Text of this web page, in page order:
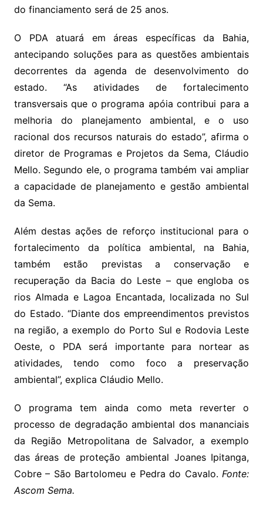
do financiamento será de 25 anos.
O PDA atuará em áreas específicas da Bahia,
antecipando soluções para as questões ambientais
decorrentes da agenda de desenvolvimento do
estado. “As atividades de fortalecimento
transversais que o programa apóia contribui para a
melhoria do planejamento ambiental, e o uso
racional dos recursos naturais do estado”, afirma o
diretor de Programas e Projetos da Sema, Cláudio
Mello. Segundo ele, o programa também vai ampliar
a capacidade de planejamento e gestão ambiental
da Sema.
Além destas ações de reforço institucional para o
fortalecimento da política ambiental, na Bahia,
também estão previstas a conservação e
recuperação da Bacia do Leste – que engloba os
rios Almada e Lagoa Encantada, localizada no Sul
do Estado. “Diante dos empreendimentos previstos
na região, a exemplo do Porto Sul e Rodovia Leste
Oeste, o PDA será importante para nortear as
atividades, tendo como foco a preservação
ambiental”, explica Cláudio Mello.
O programa tem ainda como meta reverter o
processo de degradação ambiental dos mananciais
da Região Metropolitana de Salvador, a exemplo
das áreas de proteção ambiental Joanes Ipitanga,
Cobre – São Bartolomeu e Pedra do Cavalo.Fonte:
Ascom Sema.